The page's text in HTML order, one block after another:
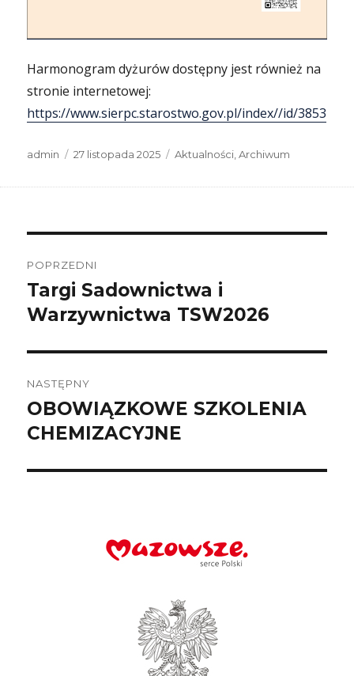
Harmonogram dyżurów dostępny jest również na
stronie internetowej:
https://www.sierpc.starostwo.gov.pl/index//id/3853
Autor
admin
Data
27 listopada 2025 Kategorie
Aktualności ,Archiwum
wpisu
POPRZEDNI
Poprzedni
wpis:
Targi Sadownictwa i
Warzywnictwa TSW2026
NASTĘPNY
Następny
wpis:
OBOWIĄZKOWE SZKOLENIA
CHEMIZACYJNE